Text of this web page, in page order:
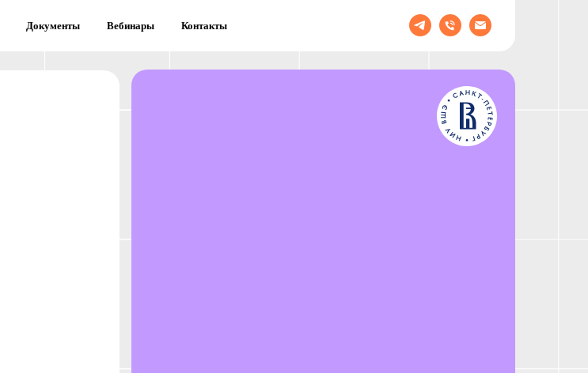
Документы Вебинары Контакты